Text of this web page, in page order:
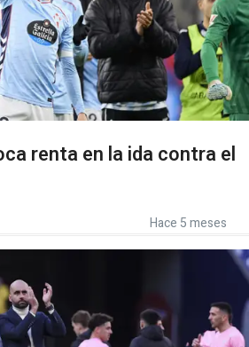
renta en la ida contra el
Hace 5 meses